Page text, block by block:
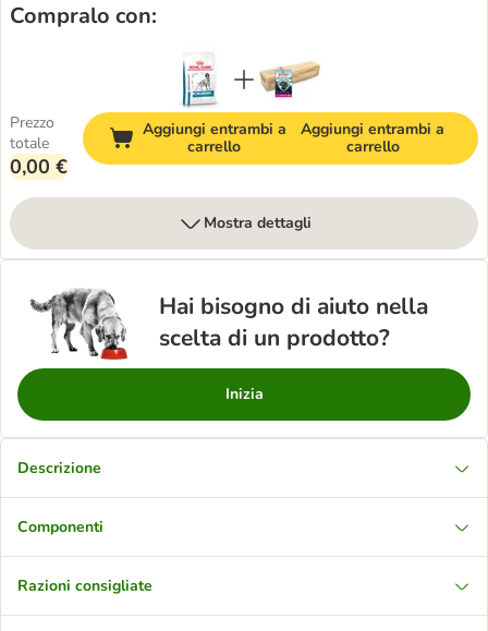
Compralo con:
Prezzo
totale
0,00 €
Aggiungi entrambi a
carrello
Aggiungi entrambi a
carrello
Mostra dettagli
Hai bisogno di aiuto nella
scelta di un prodotto?
Inizia
Descrizione
Componenti
Razioni consigliate